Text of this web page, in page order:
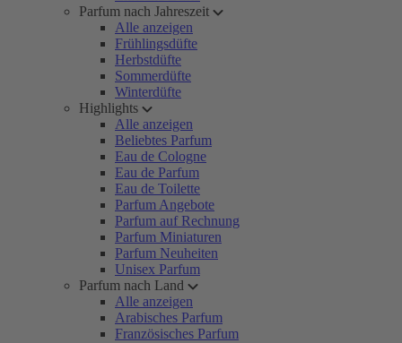
Parfum nach Jahreszeit
Alle anzeigen
Frühlingsdüfte
Herbstdüfte
Sommerdüfte
Winterdüfte
Highlights
Alle anzeigen
Beliebtes Parfum
Eau de Cologne
Eau de Parfum
Eau de Toilette
Parfum Angebote
Parfum auf Rechnung
Parfum Miniaturen
Parfum Neuheiten
Unisex Parfum
Parfum nach Land
Alle anzeigen
Arabisches Parfum
Französisches Parfum